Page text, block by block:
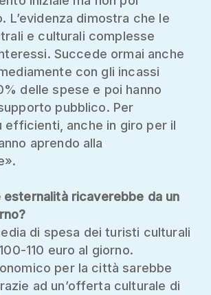
L’evidenza dimostra che le
e culturali complesse
Succede ormai anche
con gli incassi
delle spese e poi hanno
pubblico. Per
efficienti, anche in giro per il
aprendo alla
esternalità ricaverebbe da un
di spesa dei turisti culturali
110 euro al giorno.
per la città sarebbe
ad un’offerta culturale di